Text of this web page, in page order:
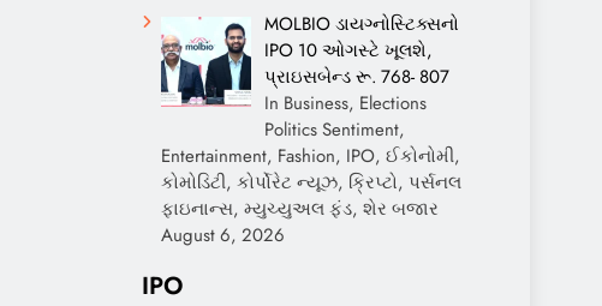
MOLBIO ડાયગ્નોસ્ટિક્સનો
IPO 10 ઓગસ્ટે ખૂલશે,
પ્રાઇસબેન્ડ રૂ. 768- 807
In Business, Elections
Politics Sentiment,
Entertainment, Fashion, IPO, ઈકોનોમી,
કોમોડિટી, કોર્પોરેટ ન્યૂઝ, ક્રિપ્ટો, પર્સનલ
ફાઇનાન્સ, મ્યુચ્યુઅલ ફંડ, શેર બજાર
August 6, 2026
IPO